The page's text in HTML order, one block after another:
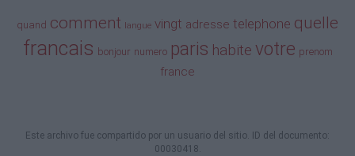
1)
quand comment langue vingt adresse telephone quelle
francais bonjour numero paris habite votre prenom
france
Este archivo fue compartido por un usuario del sitio. ID del documento:
00030418.